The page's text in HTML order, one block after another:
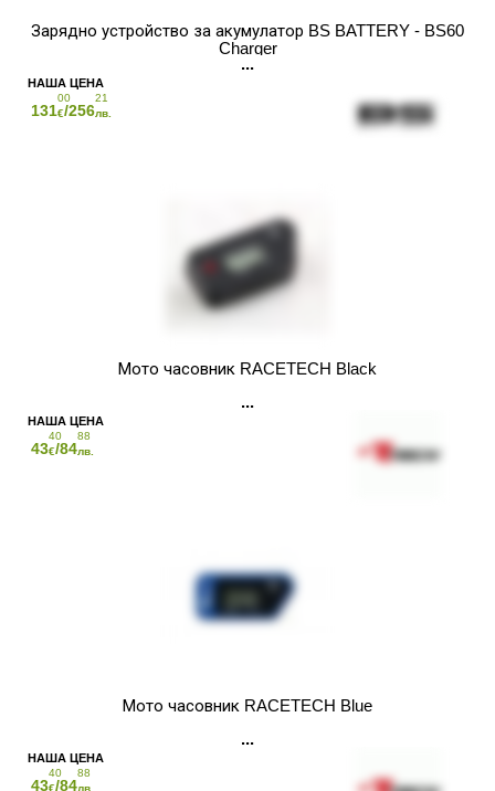
Зарядно устройство за акумулатор BS BATTERY - BS60
Charger
131
00
€/256
21
лв.
Мото часовник RACETECH Black
43
40
€/84
88
лв.
Мото часовник RACETECH Blue
43
40
€/84
88
лв.